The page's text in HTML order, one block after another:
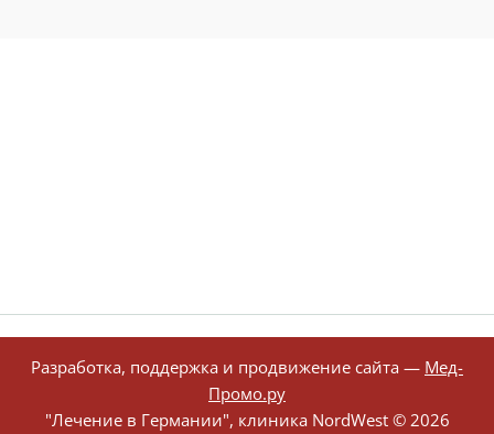
Разработка, поддержка и продвижение сайта — Мед-
Промо.ру
"Лечение в Германии", клиника NordWest © 2026